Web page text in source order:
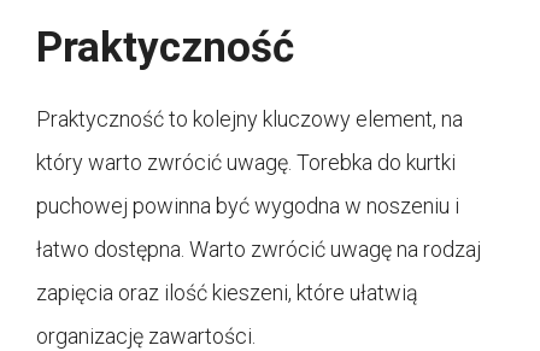
Praktyczność
Praktyczność to kolejny kluczowy element, na
który warto zwrócić uwagę. Torebka do kurtki
puchowej powinna być wygodna w noszeniu i
łatwo dostępna. Warto zwrócić uwagę na rodzaj
zapięcia oraz ilość kieszeni, które ułatwią
organizację zawartości.